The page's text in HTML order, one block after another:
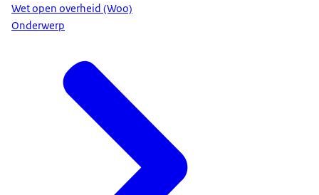
Wet open overheid (Woo)
Onderwerp